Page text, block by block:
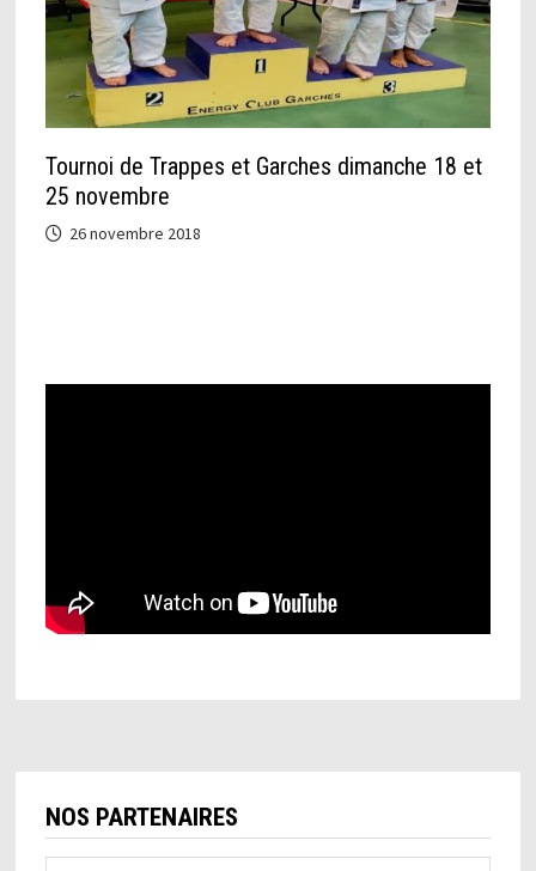
Tournoi de Trappes et Garches dimanche 18 et
25 novembre
26 novembre 2018
NOS PARTENAIRES